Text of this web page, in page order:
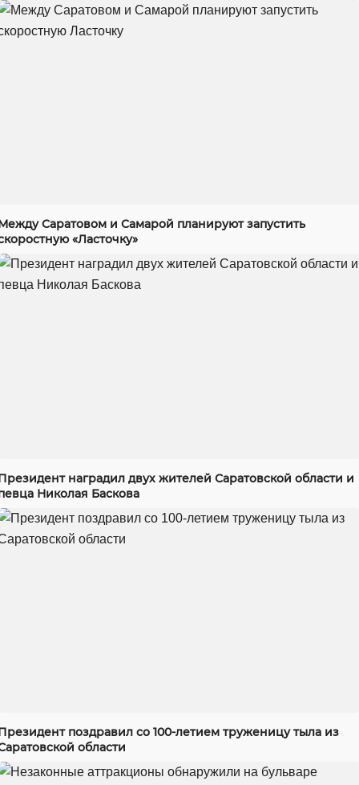
Саратовом и Самарой планируют запустить
«Ласточку»
наградил двух жителей Саратовской области и
Николая Баскова
поздравил со 100-летием труженицу тыла из
области